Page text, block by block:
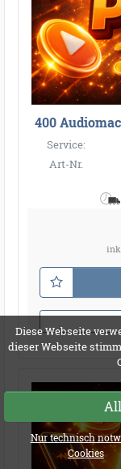
Diese Webseite
dieser Webseite
Nur technisch
Cookies
400
Service:
Art-Nr.